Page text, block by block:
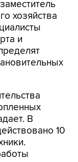
и
В
10
к вечеру 19